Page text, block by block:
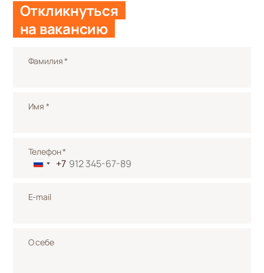
Откликнуться
на вакансию
Фамилия *
Имя *
Телефон *
+7
E-mail
О себе